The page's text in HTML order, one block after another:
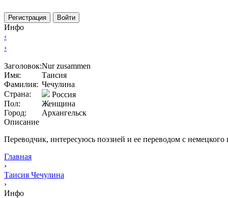
Регистрация Войти
Инфо
‹
›
Заголовок:Nur zusammen
Имя:
Таисия
Фамилия: Чечулина
Страна:
Россия
Пол:
Женщина
Город:
Архангельск
Описание
Переводчик, интересуюсь поэзией и ее переводом с немецкого
Главная
›
Таисия Чечулина
›
Инфо